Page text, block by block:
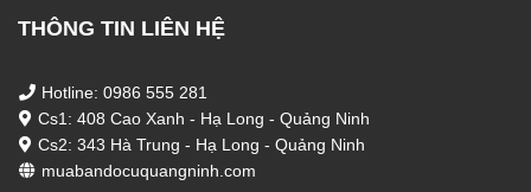
THÔNG TIN LIÊN HỆ
Hotline: 0986 555 281
Cs1: 408 Cao Xanh - Hạ Long - Quảng Ninh
Cs2: 343 Hà Trung - Hạ Long - Quảng Ninh
muabandocuquangninh.com